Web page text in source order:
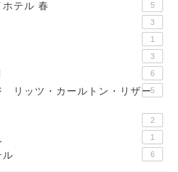
テル 春 5
3
1
3
6
リッツ・カールトン・リザー5
2
1
ル 6